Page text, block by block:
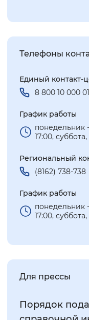
Телефоны
Единый контакт-
8 800 10 000 01
График работы
понедельник
17:00,
Региональный
(8162) 738-738
График работы
понедельник
17:00,
Для прессы
Порядок